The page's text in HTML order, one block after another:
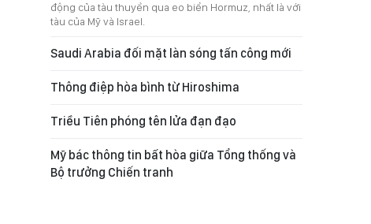
động của tàu thuyền qua eo biển Hormuz, nhất là với
tàu của Mỹ và Israel.
Saudi Arabia đối mặt làn sóng tấn công mới
Thông điệp hòa bình từ Hiroshima
Triều Tiên phóng tên lửa đạn đạo
Mỹ bác thông tin bất hòa giữa Tổng thống và
Bộ trưởng Chiến tranh